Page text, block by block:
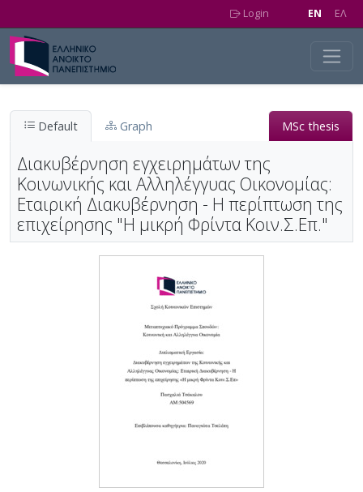
Login EN EΛ
Default Graph MSc thesis
Διακυβέρνηση εγχειρημάτων της
Κοινωνικής και Αλληλέγγυας Οικονομίας:
Εταιρική Διακυβέρνηση - Η περίπτωση της
επιχείρησης "Η μικρή Φρίντα Κοιν.Σ.Επ."